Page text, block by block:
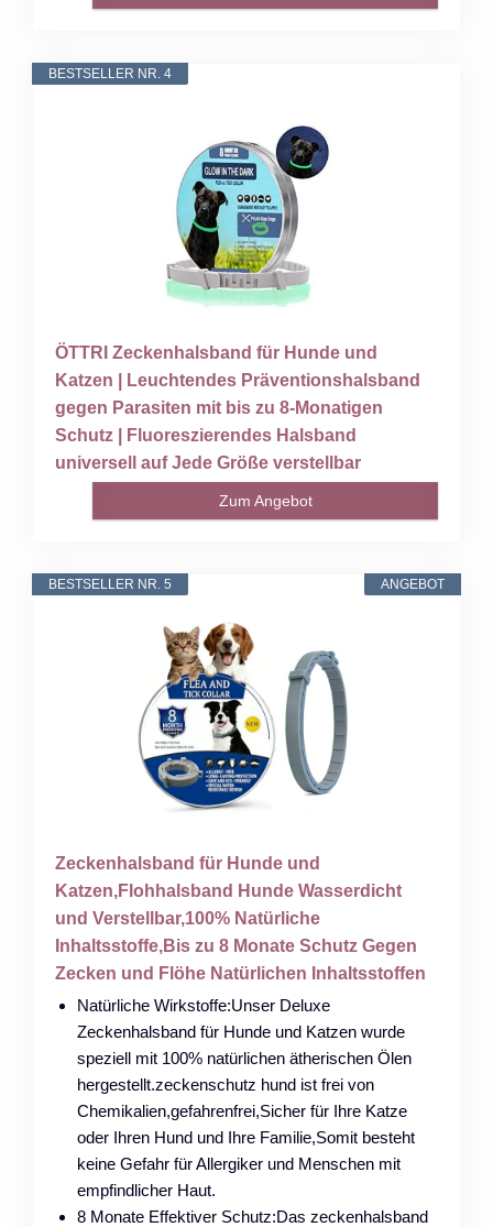
BESTSELLER NR. 4
ÖTTRI Zeckenhalsband für Hunde und
Katzen | Leuchtendes Präventionshalsband
gegen Parasiten mit bis zu 8-Monatigen
Schutz | Fluoreszierendes Halsband
universell auf Jede Größe verstellbar
Zum Angebot
ANGEBOT
BESTSELLER NR. 5
Zeckenhalsband für Hunde und
Katzen,Flohhalsband Hunde Wasserdicht
und Verstellbar,100% Natürliche
Inhaltsstoffe,Bis zu 8 Monate Schutz Gegen
Zecken und Flöhe Natürlichen Inhaltsstoffen
Natürliche Wirkstoffe:Unser Deluxe
Zeckenhalsband für Hunde und Katzen wurde
speziell mit 100% natürlichen ätherischen Ölen
hergestellt.zeckenschutz hund ist frei von
Chemikalien,gefahrenfrei,Sicher für Ihre Katze
oder Ihren Hund und Ihre Familie,Somit besteht
keine Gefahr für Allergiker und Menschen mit
empfindlicher Haut.
8 Monate Effektiver Schutz:Das zeckenhalsband